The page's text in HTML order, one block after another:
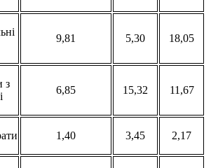
9,81 5,30 18,05
з
6,85 15,32 11,67
1,40 3,45 2,17